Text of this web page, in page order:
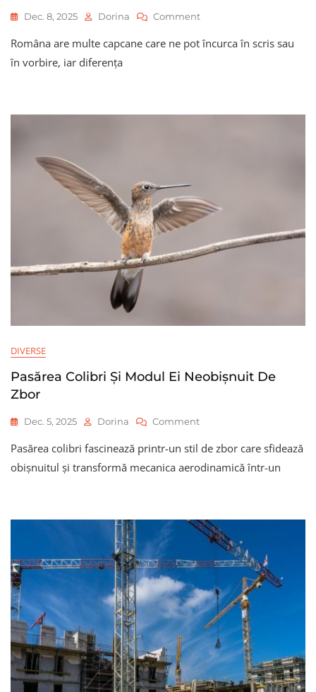
Dec. 8, 2025 Dorina CommentOn
Se
Și
Româna are multe capcane care ne pot încurca în scris sau
în vorbire, iar diferența
DIVERSE
Pasărea Colibri Și Modul Ei Neobișnuit De
Zbor
Dec. 5, 2025 Dorina CommentOn
Colibri
Și
De
Zbor
Pasărea colibri fascinează printr-un stil de zbor care sfidează
obișnuitul și transformă mecanica aerodinamică într-un